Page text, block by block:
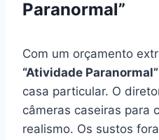
Paranormal”
Com um orçamento
“Atividade Paranormal”
casa particular. O
câmeras caseiras para
realismo. Os sustos